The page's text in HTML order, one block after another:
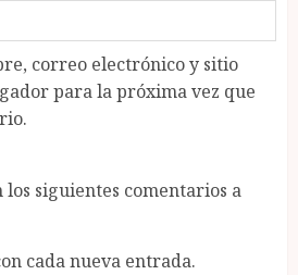
correo electrónico y sitio
para la próxima vez que
siguientes comentarios a
cada nueva entrada.